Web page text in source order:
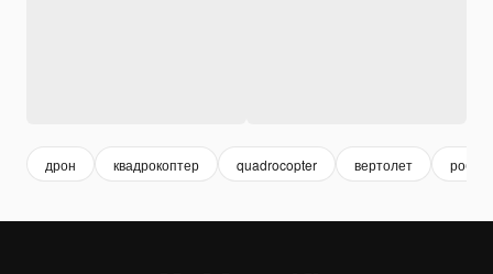
дрон квадрокоптер quadrocopter вертолет робот